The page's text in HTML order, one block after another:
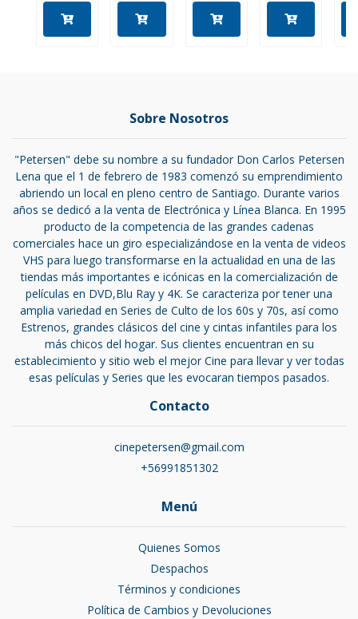
Sobre Nosotros
"Petersen" debe su nombre a su fundador Don Carlos Petersen
Lena que el 1 de febrero de 1983 comenzó su emprendimiento
abriendo un local en pleno centro de Santiago. Durante varios
años se dedicó a la venta de Electrónica y Línea Blanca. En 1995
producto de la competencia de las grandes cadenas
comerciales hace un giro especializándose en la venta de videos
VHS para luego transformarse en la actualidad en una de las
tiendas más importantes e icónicas en la comercialización de
películas en DVD,Blu Ray y 4K. Se caracteriza por tener una
amplia variedad en Series de Culto de los 60s y 70s, así como
Estrenos, grandes clásicos del cine y cintas infantiles para los
más chicos del hogar. Sus clientes encuentran en su
establecimiento y sitio web el mejor Cine para llevar y ver todas
esas películas y Series que les evocaran tiempos pasados.
Contacto
cinepetersen@gmail.com
+56991851302
Menú
Quienes Somos
Despachos
Términos y condiciones
Política de Cambios y Devoluciones